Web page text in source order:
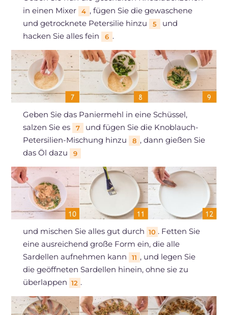
in einen Mixer
4 , fügen Sie die gewaschene
und getrocknete Petersilie hinzu
5
und
hacken Sie alles fein
6 .
Geben Sie das Paniermehl in eine Schüssel,
salzen Sie es
7
und fügen Sie die Knoblauch-
Petersilien-Mischung hinzu
8 , dann gießen Sie
das Öl dazu
9
und mischen Sie alles gut durch 10 . Fetten Sie
eine ausreichend große Form ein, die alle
Sardellen aufnehmen kann
11 , und legen Sie
die geöffneten Sardellen hinein, ohne sie zu
überlappen 12 .